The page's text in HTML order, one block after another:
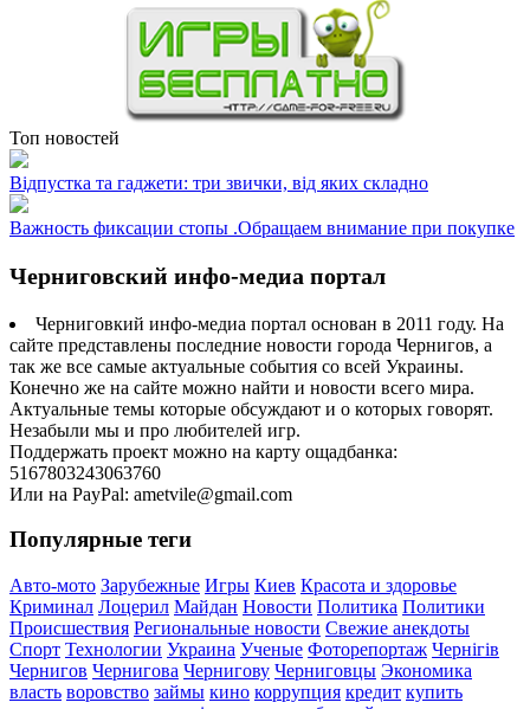
Топ новостей
Відпустка та гаджети: три звички, від яких складно
Важность фиксации стопы .Обращаем внимание при покупке
Черниговский инфо-медиа портал
Черниговкий инфо-медиа портал основан в 2011 году. На
сайте представлены последние новости города Чернигов, а
так же все самые актуальные события со всей Украины.
Конечно же на сайте можно найти и новости всего мира.
Актуальные темы которые обсуждают и о которых говорят.
Незабыли мы и про любителей игр.
Поддержать проект можно на карту ощадбанка:
5167803243063760
Или на PayPal: ametvile@gmail.com
Популярные теги
Авто-мото Зарубежные Игры Киев Красота и здоровье
Криминал Лоцерил Майдан Новости Политика Политики
Происшествия Региональные новости Свежие анекдоты
Спорт Технологии Украина Ученые Фоторепортаж Чернігів
Чернигов Чернигова Чернигову Черниговцы Экономика
власть воровство займы кино коррупция кредит купить